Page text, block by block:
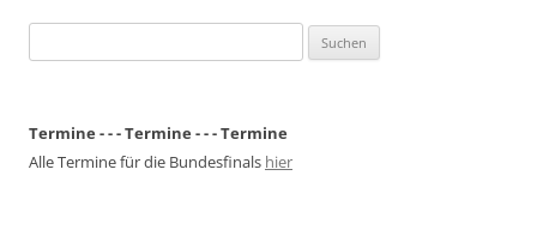
nach:
Termine - - - Termine - - - Termine
Alle Termine für die Bundesfinals hier